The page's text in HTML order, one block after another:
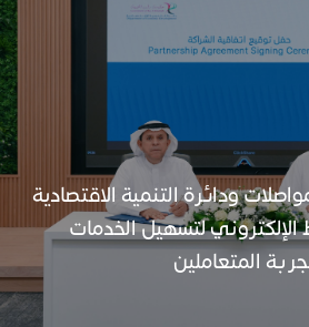
ودائرة التنمية الاقتصادية
لتسهيل الخدمات
المتعاملين